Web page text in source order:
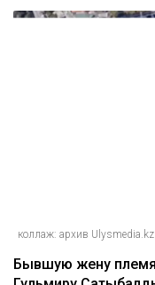
коллаж: архив Ulysmedia.kz
Бывшую жену